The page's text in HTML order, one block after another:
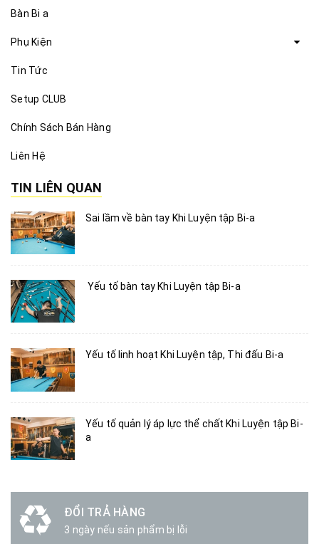
Bàn Bi a
Phụ Kiện
Tin Tức
Setup CLUB
Chính Sách Bán Hàng
Liên Hệ
TIN LIÊN QUAN
Sai lầm về bàn tay Khi Luyện tập Bi-a
Yếu tố bàn tay Khi Luyện tập Bi-a
Yếu tố linh hoạt Khi Luyện tập, Thi đấu Bi-a
Yếu tố quản lý áp lực thể chất Khi Luyện tập Bi-
a
ĐỔI TRẢ HÀNG
3 ngày nếu sản phẩm bị lỗi